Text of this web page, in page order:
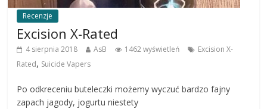
Recenzje
Excision X-Rated
4 sierpnia 2018 AsB 1462 wyświetleń
Excision X-
Rated, Suicide Vapers
Po odkreceniu buteleczki możemy wyczuć bardzo fajny
zapach jagody, jogurtu niestety